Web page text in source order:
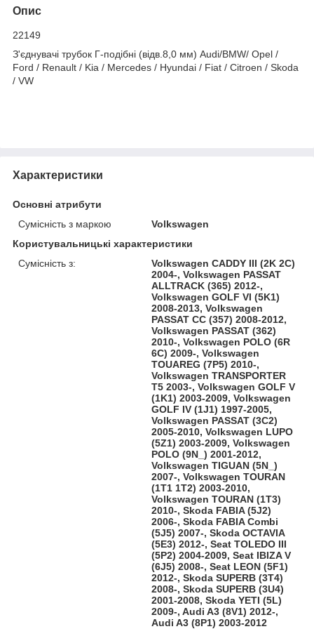
Опис
22149
З'єднувачі трубок Г-подібні (відв.8,0 мм) Audi/BMW/ Opel /
Ford / Renault / Kia / Mercedes / Hyundai / Fiat / Citroen / Skoda
/ VW
Характеристики
Основні атрибути
Сумісність з маркою
Volkswagen
Користувальницькі характеристики
Сумісність з:
Volkswagen CADDY III (2K 2C)
2004-, Volkswagen PASSAT
ALLTRACK (365) 2012-,
Volkswagen GOLF VI (5K1)
2008-2013, Volkswagen
PASSAT CC (357) 2008-2012,
Volkswagen PASSAT (362)
2010-, Volkswagen POLO (6R
6C) 2009-, Volkswagen
TOUAREG (7P5) 2010-,
Volkswagen TRANSPORTER
T5 2003-, Volkswagen GOLF V
(1K1) 2003-2009, Volkswagen
GOLF IV (1J1) 1997-2005,
Volkswagen PASSAT (3C2)
2005-2010, Volkswagen LUPO
(5Z1) 2003-2009, Volkswagen
POLO (9N_) 2001-2012,
Volkswagen TIGUAN (5N_)
2007-, Volkswagen TOURAN
(1T1 1T2) 2003-2010,
Volkswagen TOURAN (1T3)
2010-, Skoda FABIA (5J2)
2006-, Skoda FABIA Combi
(5J5) 2007-, Skoda OCTAVIA
(5E3) 2012-, Seat TOLEDO III
(5P2) 2004-2009, Seat IBIZA V
(6J5) 2008-, Seat LEON (5F1)
2012-, Skoda SUPERB (3T4)
2008-, Skoda SUPERB (3U4)
2001-2008, Skoda YETI (5L)
2009-, Audi A3 (8V1) 2012-,
Audi A3 (8P1) 2003-2012